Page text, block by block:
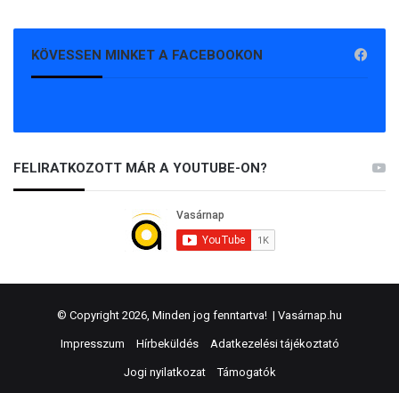
KÖVESSEN MINKET A FACEBOOKON
FELIRATKOZOTT MÁR A YOUTUBE-ON?
© Copyright 2026, Minden jog fenntartva! | Vasárnap.hu
Impresszum Hírbeküldés Adatkezelési tájékoztató
Jogi nyilatkozat Támogatók